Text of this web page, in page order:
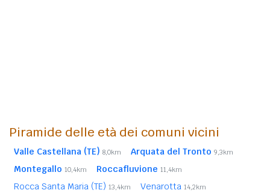
Piramide delle età dei comuni vicini
Valle Castellana (TE) 8,0km Arquata del Tronto 9,3km
Montegallo 10,4km Roccafluvione 11,4km
Rocca Santa Maria (TE) 13,4km Venarotta 14,2km